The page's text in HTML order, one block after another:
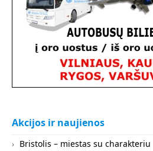
Akcijos ir naujienos
Bristolis – miestas su charakteriu